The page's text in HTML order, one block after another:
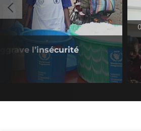
l’insécurité